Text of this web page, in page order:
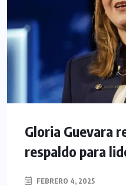
Gloria Guevara
respaldo para
FEBRERO 4, 2025